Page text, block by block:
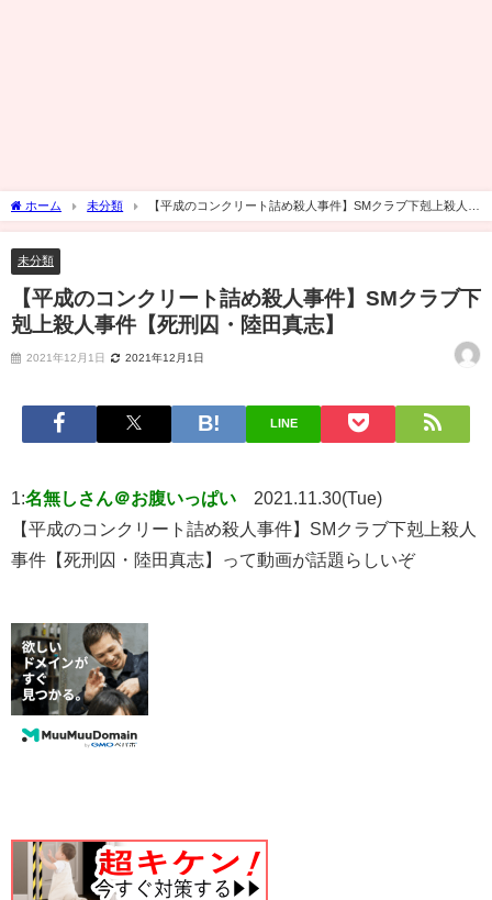
ホーム 未分類
【平成のコンクリート詰め殺人事件】SMクラブ下剋上殺人事
件【死刑囚・陸田真志】
未分類
【平成のコンクリート詰め殺人事件】SMクラブ下
剋上殺人事件【死刑囚・陸田真志】
2021年12月1日 2021年12月1日
LINE
1:名無しさん＠お腹いっぱい
2021.11.30(Tue)
【平成のコンクリート詰め殺人事件】SMクラブ下剋上殺人
事件【死刑囚・陸田真志】って動画が話題らしいぞ